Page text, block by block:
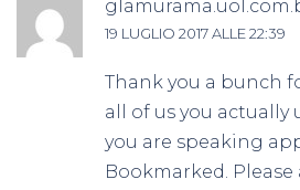
19 LUGLIO 2017 ALLE 22:39
Thank you a bunch
all of us you
you are speaking
Bookmarked.